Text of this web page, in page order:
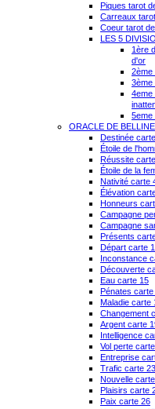
Piques tarot
Carreaux
Coeur tarot
LES 5
1ère
d'or
2ème
3ème
4eme
5eme
ORACLE DE BELLINE
Destinée
Étoile de
Réussite
Étoile de la
Nativité carte
Élévation
Honneurs
Campagne
Campagne
Présents
Départ carte
Inconstance
Découverte
Eau carte 15
Pénates carte
Maladie carte
Changement
Argent carte
Intelligence
Vol perte
Entreprise
Trafic carte 23
Nouvelle
Plaisirs carte
Paix carte 26